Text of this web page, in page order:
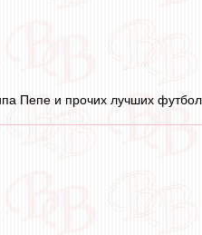
Пепе и прочих лучших